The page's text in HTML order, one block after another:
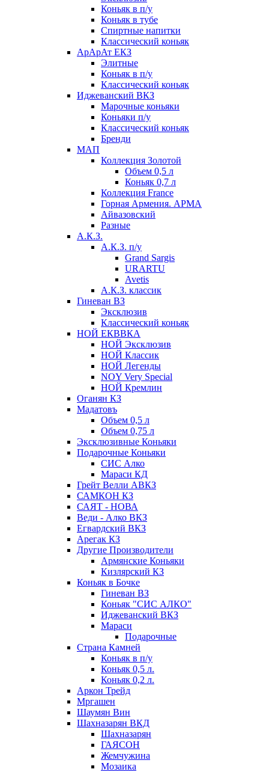
Коньяк в п/у
Коньяк в тубе
Спиртные напитки
Классический коньяк
АрАрАт ЕКЗ
Элитные
Коньяк в п/у
Классический коньяк
Иджеванский ВКЗ
Марочные коньяки
Коньяки п/у
Классический коньяк
Бренди
МАП
Коллекция Золотой
Объем 0,5 л
Коньяк 0,7 л
Коллекция France
Горная Армения. АРМА
Айвазовский
Разные
А.К.З.
А.К.З. п/у
Grand Sargis
URARTU
Avetis
А.К.З. классик
Гиневан ВЗ
Эксклюзив
Классический коньяк
НОЙ ЕКВВКА
НОЙ Эксклюзив
НОЙ Классик
НОЙ Легенды
NOY Very Speсial
НОЙ Кремлин
Оганян КЗ
Мадатовъ
Объем 0,5 л
Объем 0,75 л
Эксклюзивные Коньяки
Подарочные Коньяки
СИС Алко
Мараси КД
Грейт Велли АВКЗ
САМКОН КЗ
САЯТ - НОВА
Веди - Алко ВКЗ
Егвардский ВКЗ
Арегак КЗ
Другие Производители
Армянские Коньяки
Кизлярский КЗ
Коньяк в Бочке
Гиневан ВЗ
Коньяк "СИС АЛКО"
Иджеванский ВКЗ
Мараси
Подарочные
Страна Камней
Коньяк в п/у
Коньяк 0,5 л.
Коньяк 0,2 л.
Аркон Трейд
Мргашен
Шаумян Вин
Шахназарян ВКД
Шахназарян
ГАЯСОН
Жемчужина
Мозаика